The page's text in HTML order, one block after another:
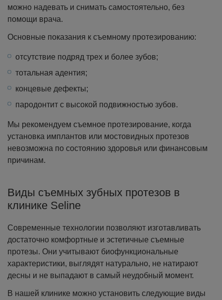
можно надевать и снимать самостоятельно, без
помощи врача.
Основные показания к съемному протезированию:
отсутствие подряд трех и более зубов;
тотальная адентия;
концевые дефекты;
пародонтит с высокой подвижностью зубов.
Мы рекомендуем съемное протезирование, когда
установка имплантов или мостовидных протезов
невозможна по состоянию здоровья или финансовым
причинам.
Виды съемных зубных протезов в
клинике Seline
Современные технологии позволяют изготавливать
достаточно комфортные и эстетичные съемные
протезы. Они учитывают биофункциональные
характеристики, выглядят натурально, не натирают
десны и не выпадают в самый неудобный момент.
В нашей клинике можно установить следующие виды